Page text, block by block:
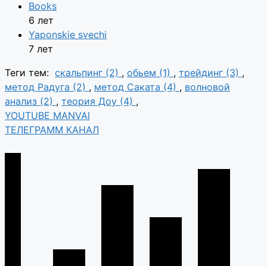
Books
6 лет
Yaponskie svechi
7 лет
Теги тем: скальпинг (2) , обьем (1) , трейдинг (3) ,
метод Радуга (2) , метод Саката (4) , волновой
анализ (2) , теория Доу (4) ,
YOUTUBE MANVAl
ТЕЛЕГРАММ КАНАЛ